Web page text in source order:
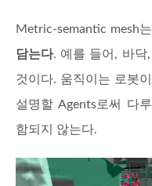
Metric-semantic mesh는
담는다. 예를 들어, 바닥
것이다. 움직이는 로봇
설명할 Agents로써 다
함되지 않는다.